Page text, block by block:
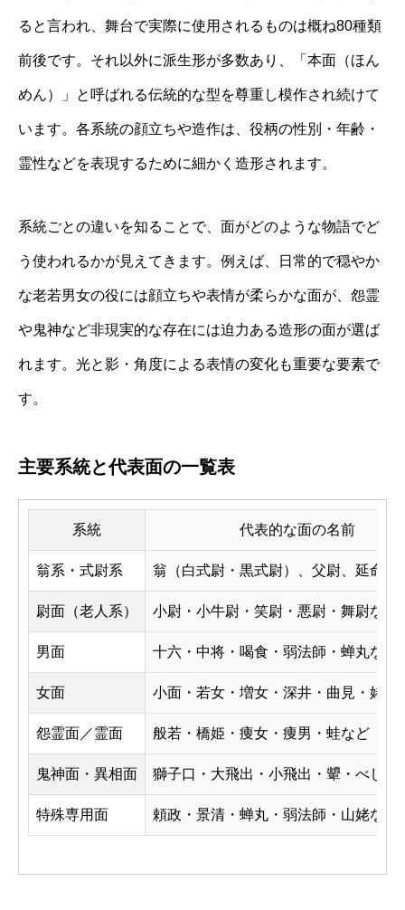
ると言われ、舞台で実際に使用されるものは概ね80種類
前後です。それ以外に派生形が多数あり、「本面（ほん
めん）」と呼ばれる伝統的な型を尊重し模作され続けて
います。各系統の顔立ちや造作は、役柄の性別・年齢・
霊性などを表現するために細かく造形されます。
系統ごとの違いを知ることで、面がどのような物語でど
う使われるかが見えてきます。例えば、日常的で穏やか
な老若男女の役には顔立ちや表情が柔らかな面が、怨霊
や鬼神など非現実的な存在には迫力ある造形の面が選ば
れます。光と影・角度による表情の変化も重要な要素で
す。
主要系統と代表面の一覧表
系統 代表的な面の名前
翁系・式尉系 翁（白式尉・黒式尉）、父尉、延命冠
尉面（老人系） 小尉・小牛尉・笑尉・悪尉・舞尉など
男面 十六・中将・喝食・弱法師・蝉丸など
女面 小面・若女・増女・深井・曲見・姥等
怨霊面／霊面 般若・橋姫・痩女・痩男・蛙など
鬼神面・異相面 獅子口・大飛出・小飛出・顰・べし見
特殊専用面 頼政・景清・蝉丸・弱法師・山姥など